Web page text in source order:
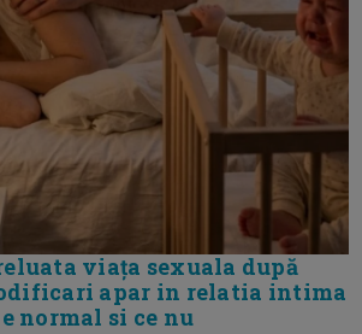
viața sexuala după
apar in relatia intima
normal si ce nu